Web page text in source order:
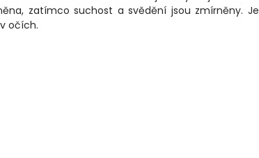
zatímco suchost a svědění jsou zmírněny. Je
očích.